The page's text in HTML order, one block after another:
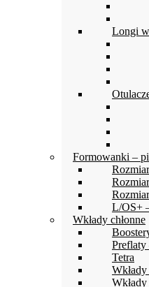
Longi
Formowanki –
L/OS+
Wkłady chłonne
Preflaty
Tetra
Wkłady